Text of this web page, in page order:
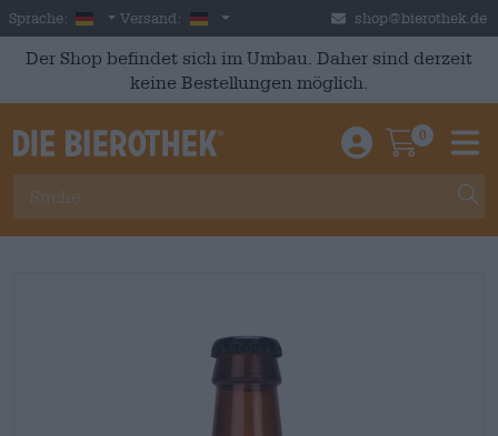
Skip to main content
Sprache: German
Versand: Deutschland shop@bierothek.de
Der Shop befindet sich im Umbau. Daher sind derzeit
keine Bestellungen möglich.
Einloggen /
0